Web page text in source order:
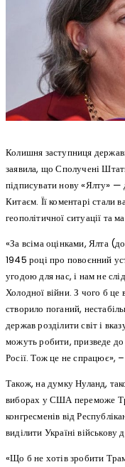
Колишня заступниця
заявила, що Сполучені
підписувати нову «Ялту» —
Китаєм. Її коментарі стали
геополітичної ситуації та
«За всіма оцінками, Ялта
1945 році про повоєнний
угодою для нас, і нам не
Холодної війни. З чого б
створило поганий,
держав розділити світ і
можуть робити, призведе до
Росії. Тож це не спрацює», –
Також, на думку Нуланд,
виборах у США переможе
конгресменів від
виділити Україні
«Що б не хотів зробити